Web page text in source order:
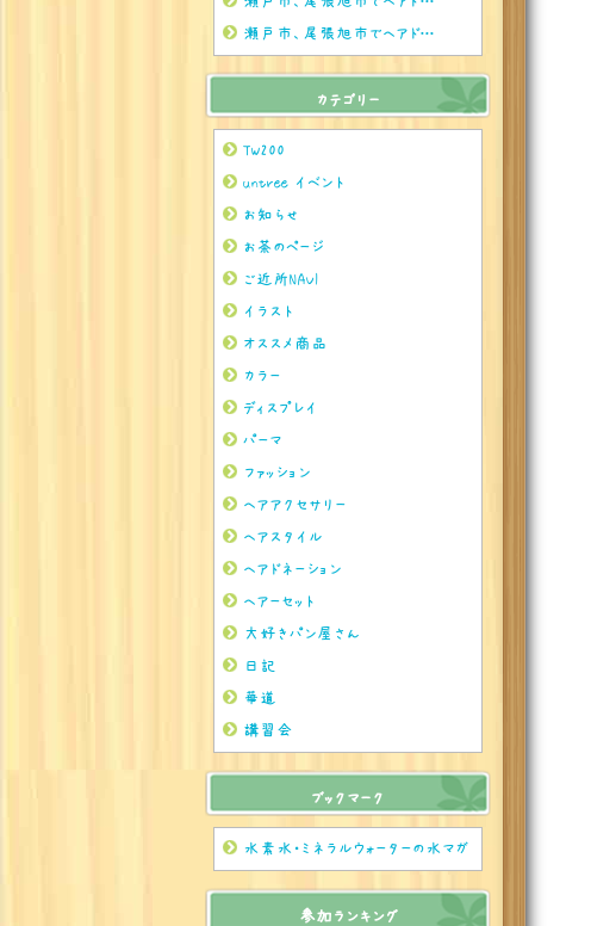
瀬戸市、尾張旭市でヘアドネーションをされるならぜひuntreeまで
カテゴリー
TW200
untree イベント
お知らせ
お茶のページ
ご近所NAVI
イラスト
オススメ商品
カラー
ディスプレイ
パーマ
ファッション
ヘアアクセサリー
ヘアスタイル
ヘアドネーション
ヘアーセット
大好きパン屋さん
日記
華道
講習会
ブックマーク
水素水・ミネラルウォーターの水マガ
参加ランキング